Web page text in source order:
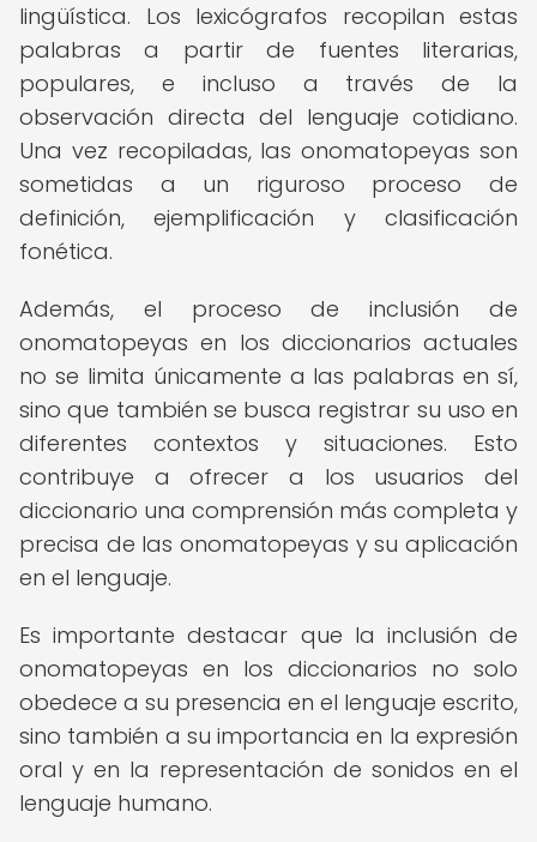
lingüística. Los lexicógrafos recopilan estas
palabras a partir de fuentes literarias,
populares, e incluso a través de la
observación directa del lenguaje cotidiano.
Una vez recopiladas, las onomatopeyas son
sometidas a un riguroso proceso de
definición, ejemplificación y clasificación
fonética.
Además, el proceso de inclusión de
onomatopeyas en los diccionarios actuales
no se limita únicamente a las palabras en sí,
sino que también se busca registrar su uso en
diferentes contextos y situaciones. Esto
contribuye a ofrecer a los usuarios del
diccionario una comprensión más completa y
precisa de las onomatopeyas y su aplicación
en el lenguaje.
Es importante destacar que la inclusión de
onomatopeyas en los diccionarios no solo
obedece a su presencia en el lenguaje escrito,
sino también a su importancia en la expresión
oral y en la representación de sonidos en el
lenguaje humano.